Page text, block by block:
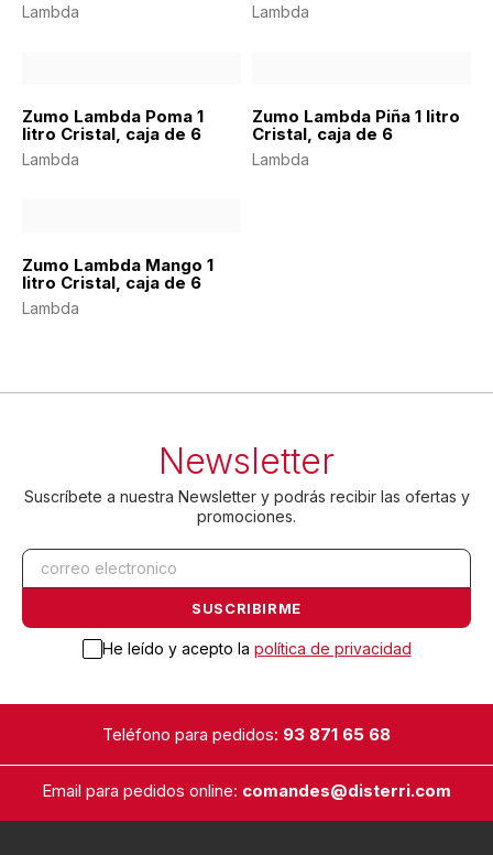
Lambda Lambda
Zumo Lambda Poma 1
litro Cristal, caja de 6
Lambda
Zumo Lambda Piña 1 litro
Cristal, caja de 6
Lambda
Zumo Lambda Mango 1
litro Cristal, caja de 6
Lambda
Newsletter
Suscríbete a nuestra Newsletter y podrás recibir las ofertas y
promociones.
He leído y acepto la política de privacidad
Teléfono para pedidos: 93 871 65 68
Email para pedidos online: comandes@disterri.com